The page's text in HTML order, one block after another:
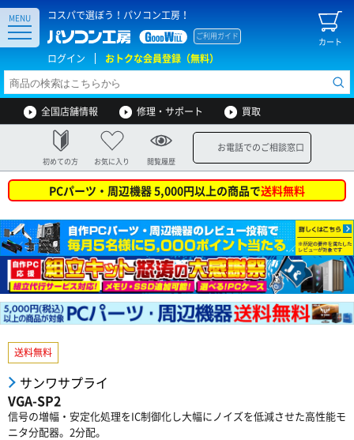
コスパで選ぼう！パソコン工房！
カート
ご利用ガイド
ログイン おトクな会員登録（無料）
MENU
全国店舗情報 修理・サポート 買取
初めての方 お気に入り 閲覧履歴
お電話でのご相談窓口
PCパーツ・周辺機器 5,000円以上の商品で送料無料
送料無料
サンワサプライ
VGA-SP2
信号の増幅・安定化処理をIC制御化し大幅にノイズを低減させた高性能モ
ニタ分配器。2分配。